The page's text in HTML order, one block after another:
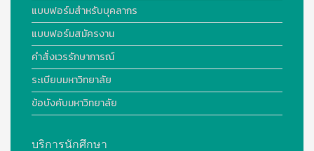
แบบฟอร์มสำหรับบุคลากร
แบบฟอร์มสมัครงาน
คำสั่งเวรรักษาการณ์
ระเบียบมหาวิทยาลัย
ข้อบังคับมหาวิทยาลัย
บริการนักศึกษา